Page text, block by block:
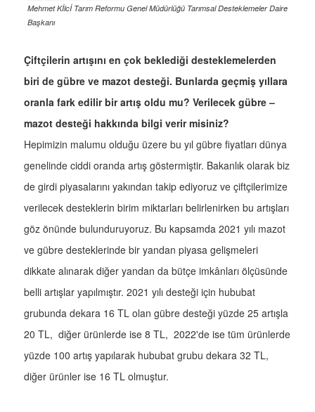
Mehmet Kİlcİ Tarım Reformu Genel Müdürlüğü Tarımsal Desteklemeler Daire
Başkanı
Çiftçilerin artışını en çok beklediği desteklemelerden
biri de gübre ve mazot desteği. Bunlarda geçmiş yıllara
oranla fark edilir bir artış oldu mu? Verilecek gübre –
mazot desteği hakkında bilgi verir misiniz?
Hepimizin malumu olduğu üzere bu yıl gübre fiyatları dünya
genelinde ciddi oranda artış göstermiştir. Bakanlık olarak biz
de girdi piyasalarını yakından takip ediyoruz ve çiftçilerimize
verilecek desteklerin birim miktarları belirlenirken bu artışları
göz önünde bulunduruyoruz. Bu kapsamda 2021 yılı mazot
ve gübre desteklerinde bir yandan piyasa gelişmeleri
dikkate alınarak diğer yandan da bütçe imkânları ölçüsünde
belli artışlar yapılmıştır. 2021 yılı desteği için hububat
grubunda dekara 16 TL olan gübre desteği yüzde 25 artışla
20 TL, diğer ürünlerde ise 8 TL, 2022'de ise tüm ürünlerde
yüzde 100 artış yapılarak hububat grubu dekara 32 TL,
diğer ürünler ise 16 TL olmuştur.